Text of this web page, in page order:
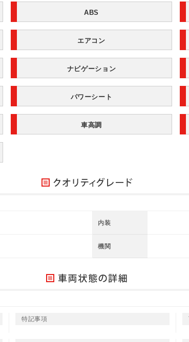
ABS
エアコン
ナビゲーション
パワーシート
車高調
内装
機関
特記事項